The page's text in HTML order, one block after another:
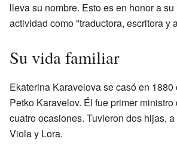
lleva su nombre. Esto es en honor a
actividad como "traductora, escritora y
Su vida familiar
Ekaterina Karavelova se casó en
Petko Karavelov. Él fue primer
cuatro ocasiones. Tuvieron dos hijas,
Viola y Lora.